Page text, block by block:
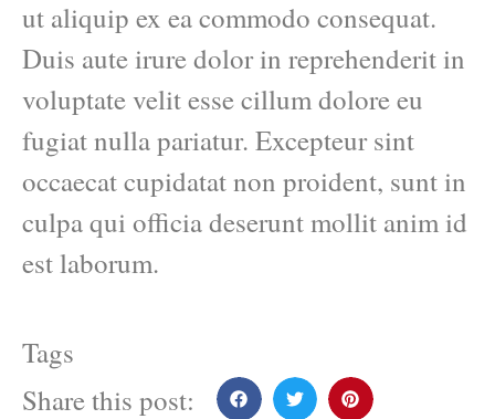
ut aliquip ex ea commodo consequat.
Duis aute irure dolor in reprehenderit in
voluptate velit esse cillum dolore eu
fugiat nulla pariatur. Excepteur sint
occaecat cupidatat non proident, sunt in
culpa qui officia deserunt mollit anim id
est laborum.
Tags
Share this post: